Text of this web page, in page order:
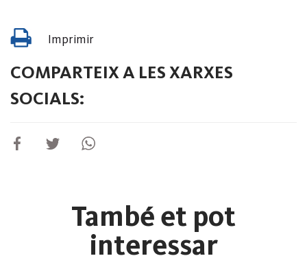
Imprimir
COMPARTEIX A LES XARXES
SOCIALS:
També et pot
interessar